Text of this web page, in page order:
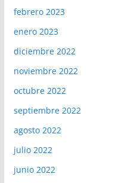
febrero 2023
enero 2023
diciembre 2022
noviembre 2022
octubre 2022
septiembre 2022
agosto 2022
julio 2022
junio 2022